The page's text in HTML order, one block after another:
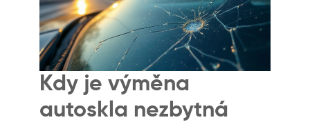
Kdy je výměna
autoskla nezbytná